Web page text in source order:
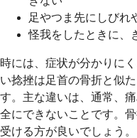
足やつま先にしびれ
怪我をしたときに、
時には、症状が分かりに
い捻挫は足首の骨折と似
す。主な違いは、通常、
全にできないことです。
受ける方が良いでしょう。